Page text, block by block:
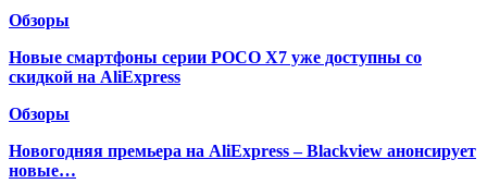
Обзоры
Новые смартфоны серии POCO X7 уже доступны со
скидкой на AliExpress
Обзоры
Новогодняя премьера на AliExpress – Blackview анонсирует
новые…